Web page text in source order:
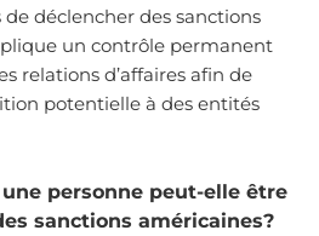
déclencher des sanctions
un contrôle permanent
relations d’affaires afin de
potentielle à des entités
personne peut-elle être
sanctions américaines?